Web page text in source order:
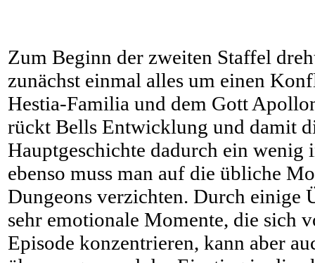
Zum Beginn der zweiten Staffel
zunächst einmal alles um einen
Hestia-Familia und dem Gott
rückt Bells Entwicklung und damit
Hauptgeschichte dadurch ein wenig
ebenso muss man auf die übliche
Dungeons verzichten. Durch einige
sehr emotionale Momente, die sich
Episode konzentrieren, kann aber